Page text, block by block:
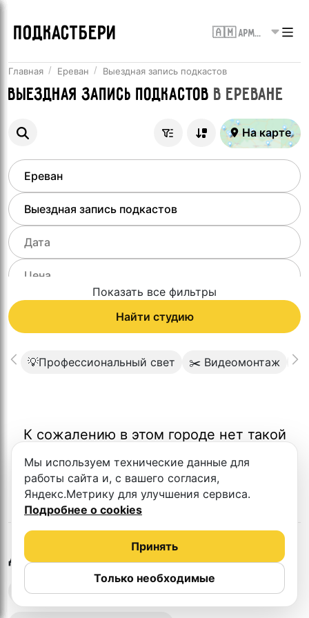
ПОДКАСТБЕРИ 🇦🇲 Армения
Главная Ереван Выездная запись подкастов
Выездная запись подкастов в Ереване
На карте
Показать все фильтры
Найти студию
💡Профессиональный свет ✂️ Видеомонтаж 📡
К сожалению в этом городе нет такой
Другие студии в Ереване
Выездная запись подкастов
Мы используем технические данные для
работы сайта и, с вашего согласия,
Яндекс.Метрику для улучшения сервиса.
Подробнее о cookies
Только необходимые
Принять